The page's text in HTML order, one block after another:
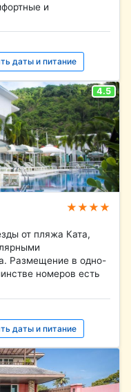
и
даты и питание
4.5
★★★★
от пляжа Ката,
Размещение в одно-
номеров есть
даты и питание